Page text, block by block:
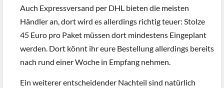
Auch Expressversand per DHL bieten die meisten
Händler an, dort wird es allerdings richtig teuer: Stolze
45 Euro pro Paket müssen dort mindestens Eingeplant
werden. Dort könnt ihr eure Bestellung allerdings bereits
nach rund einer Woche in Empfang nehmen.
Ein weiterer entscheidender Nachteil sind natürlich